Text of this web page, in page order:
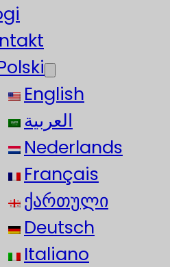
English
العربية
Nederlands
Français
ქართული
Deutsch
Italiano